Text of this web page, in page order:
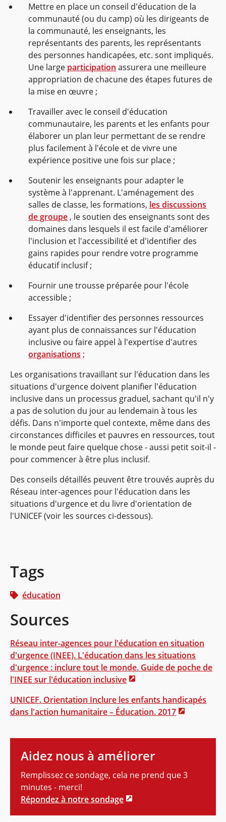
Mettre en place un conseil d'éducation de la
communauté (ou du camp) où les dirigeants de
la communauté, les enseignants, les
représentants des parents, les représentants
des personnes handicapées, etc. sont impliqués.
Une large participation assurera une meilleure
appropriation de chacune des étapes futures de
la mise en œuvre ;
Travailler avec le conseil d'éducation
communautaire, les parents et les enfants pour
élaborer un plan leur permettant de se rendre
plus facilement à l'école et de vivre une
expérience positive une fois sur place ;
Soutenir les enseignants pour adapter le
système à l'apprenant. L'aménagement des
salles de classe, les formations, les discussions
de groupe , le soutien des enseignants sont des
domaines dans lesquels il est facile d'améliorer
l'inclusion et l'accessibilité et d'identifier des
gains rapides pour rendre votre programme
éducatif inclusif ;
Fournir une trousse préparée pour l'école
accessible ;
Essayer d'identifier des personnes ressources
ayant plus de connaissances sur l'éducation
inclusive ou faire appel à l'expertise d'autres
organisations ;
Les organisations travaillant sur l'éducation dans les
situations d'urgence doivent planifier l'éducation
inclusive dans un processus graduel, sachant qu'il n'y
a pas de solution du jour au lendemain à tous les
défis. Dans n'importe quel contexte, même dans des
circonstances difficiles et pauvres en ressources, tout
le monde peut faire quelque chose - aussi petit soit-il -
pour commencer à être plus inclusif.
Des conseils détaillés peuvent être trouvés auprès du
Réseau inter-agences pour l'éducation dans les
situations d'urgence et du livre d'orientation de
l'UNICEF (voir les sources ci-dessous).
Tags
éducation
Sources
Réseau inter-agences pour l'éducation en situation
d'urgence (INEE). L'éducation dans les situations
d'urgence : inclure tout le monde. Guide de poche de
l'INEE sur l'éducation inclusive
UNICEF. Orientation Inclure les enfants handicapés
dans l'action humanitaire – Éducation. 2017
Aidez nous à améliorer
Remplissez ce sondage, cela ne prend que 3
minutes - merci!
Répondez à notre sondage